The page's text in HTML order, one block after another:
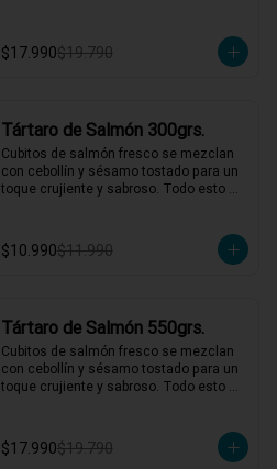
que eleva cada bocado. ¡Un clásico
reinventado que te hará volver por más!
*El peso neto corresponde al producto
en su presentación completa, salsas o
acompañamientos incluidos.
$17.990$19.790
Tártaro de Salmón 300grs.
Cubitos de salmón fresco se mezclan
con cebollín y sésamo tostado para un
toque crujiente y sabroso. Todo esto
cilantro. ¡Un tártaro que combina
frescura y sabor en cada bocado! 🍣✨
en su presentación completa, salsas o
acompañamientos incluidos.
$10.990$11.990
Tártaro de Salmón 550grs.
Cubitos de salmón fresco se mezclan
con cebollín y sésamo tostado para un
toque crujiente y sabroso. Todo esto
cilantro. ¡Un tártaro que combina
frescura y sabor en cada bocado! 🍣✨
$17.990$19.790